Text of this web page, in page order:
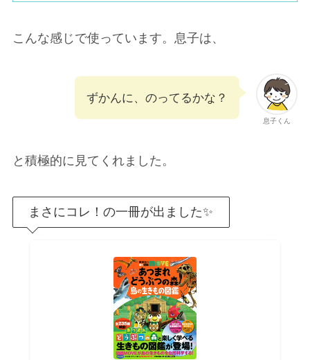
こんな感じで使っています。息子は、
息子くん
ずかんに、のってるかな？
と積極的に見てくれました。
まさにコレ！の一冊が出ました✨